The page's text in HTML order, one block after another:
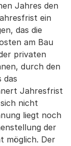
Jahres den
ein
das die
am Bau
privaten
durch den
das
Jahresfrist
nicht
liegt noch
der
möglich. Der